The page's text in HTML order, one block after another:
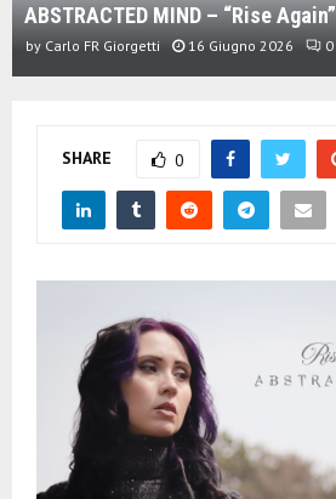
A
ABSTRACTED MIND – “Rise Again”
by Carlo FR Giorgetti 16 Giugno 2026 0
SHARE 0